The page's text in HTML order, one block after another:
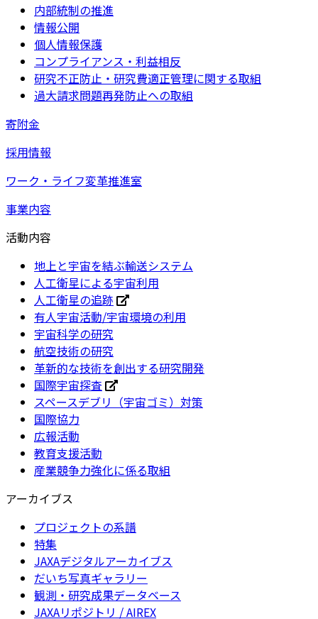
内部統制の推進
情報公開
個人情報保護
コンプライアンス・利益相反
研究不正防止・研究費適正管理に関する取組
過大請求問題再発防止への取組
寄附金
採用情報
ワーク・ライフ変革推進室
事業内容
活動内容
地上と宇宙を結ぶ輸送システム
人工衛星による宇宙利用
人工衛星の追跡
有人宇宙活動/宇宙環境の利用
宇宙科学の研究
航空技術の研究
革新的な技術を創出する研究開発
国際宇宙探査
スペースデブリ（宇宙ゴミ）対策
国際協力
広報活動
教育支援活動
産業競争力強化に係る取組
アーカイブス
プロジェクトの系譜
特集
JAXAデジタルアーカイブス
だいち写真ギャラリー
観測・研究成果データベース
JAXAリポジトリ / AIREX